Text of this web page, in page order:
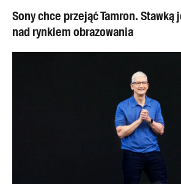
Sony chce przejąć Tamron.
nad rynkiem obrazowania